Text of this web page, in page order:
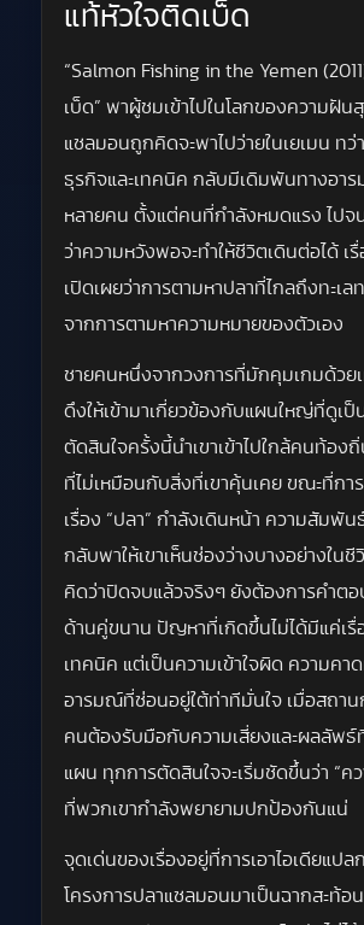
แท้หัวใจติดเบ็ด
“Salmon Fishing in the Yemen
เบ็ด” พาผู้ชมเข้าไปในโลกของความฝัน
แซลมอนถูกคิดจะพาไปว่ายในเยเมน ทว่
ธุรกิจและเทคนิค กลับมีเดิมพันทางอา
หลายคน ตั้งแต่คนที่กำลังหมดแรง ไปจ
ว่าความหวังพอจะทำให้ชีวิตเดินต่อได้ เ
เปิดเผยว่าการตามหาปลาที่ไกลถึงทะเล
จากการตามหาความหมายของตัวเอง
ชายคนหนึ่งจากวงการที่มักคุมเกมด้วย
ดึงให้เข้ามาเกี่ยวข้องกับแผนใหญ่ที่ดูเป็
ตัดสินใจครั้งนี้นำเขาเข้าไปใกล้คนท้องถิ่
ที่ไม่เหมือนกับสิ่งที่เขาคุ้นเคย ขณะที่กา
เรื่อง “ปลา” กำลังเดินหน้า ความสัมพัน
กลับพาให้เขาเห็นช่องว่างบางอย่างในชี
คิดว่าปิดจบแล้วจริงๆ ยังต้องการคำตอ
ด้านคู่ขนาน ปัญหาที่เกิดขึ้นไม่ได้มีแค่เรื่
เทคนิค แต่เป็นความเข้าใจผิด ความคาด
อารมณ์ที่ซ่อนอยู่ใต้ท่าทีมั่นใจ เมื่อสถา
คนต้องรับมือกับความเสี่ยงและผลลัพธ์
แผน ทุกการตัดสินใจจะเริ่มชัดขึ้นว่า “ค
ที่พวกเขากำลังพยายามปกป้องกันแน่
จุดเด่นของเรื่องอยู่ที่การเอาไอเดียแปล
โครงการปลาแซลมอนมาเป็นฉากสะท้